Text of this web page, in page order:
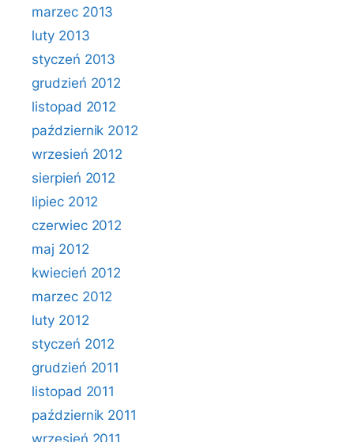
marzec 2013
luty 2013
styczeń 2013
grudzień 2012
listopad 2012
październik 2012
wrzesień 2012
sierpień 2012
lipiec 2012
czerwiec 2012
maj 2012
kwiecień 2012
marzec 2012
luty 2012
styczeń 2012
grudzień 2011
listopad 2011
październik 2011
wrzesień 2011